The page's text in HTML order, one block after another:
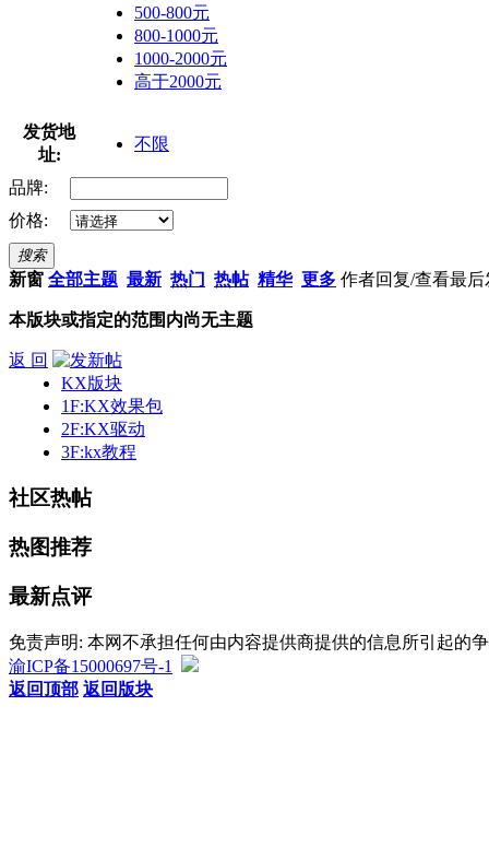
500-800元
800-1000元
1000-2000元
高于2000元
发货地
址:
不限
品牌:
价格:
搜索
新窗 全部主题 最新 热门 热帖 精华 更多 作者回复/查看最后
本版块或指定的范围内尚无主题
返 回
KX版块
1F:KX效果包
2F:KX驱动
3F:kx教程
社区热帖
热图推荐
最新点评
免责声明: 本网不承担任何由内容提供商提供的信息所引起的
渝ICP备15000697号-1
返回顶部 返回版块